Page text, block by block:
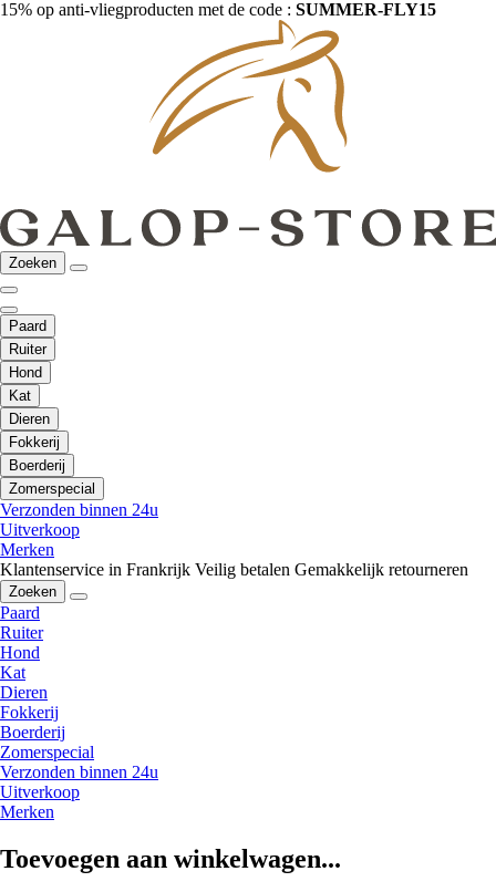
15% op anti-vliegproducten met de code : SUMMER-FLY15
Zoeken
Paard
Ruiter
Hond
Kat
Dieren
Fokkerij
Boerderij
Zomerspecial
Verzonden binnen 24u
Uitverkoop
Merken
Klantenservice in Frankrijk Veilig betalen Gemakkelijk retourneren
Zoeken
Paard
Ruiter
Hond
Kat
Dieren
Fokkerij
Boerderij
Zomerspecial
Verzonden binnen 24u
Uitverkoop
Merken
Toevoegen aan winkelwagen...